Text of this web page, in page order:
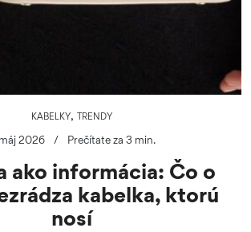
KABELKY, TRENDY
máj 2026 / Prečítate za 3 min.
ako informácia: Čo o
kabelka, ktorú
nosí